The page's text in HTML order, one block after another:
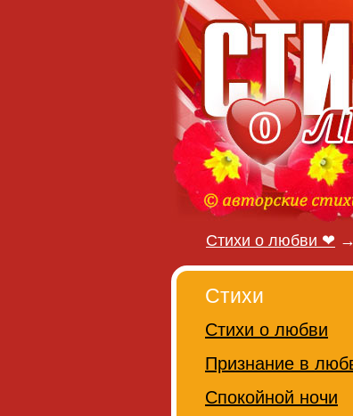
Стихи о любви ❤ →
Стихи
Стихи о любви
Признание в
Спокойной ночи